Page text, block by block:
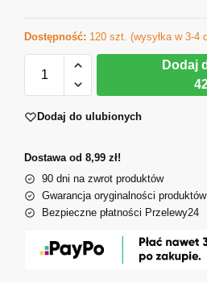
Dostępność: 120 szt. (wysyłka w 3-4
Dodaj
Dodaj do ulubionych
Dostawa od 8,99 zł!
90 dni na zwrot produktów
Gwarancja oryginalności produktów
Bezpieczne płatności Przelewy24